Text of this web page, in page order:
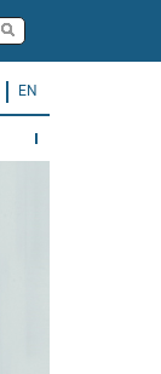
EN